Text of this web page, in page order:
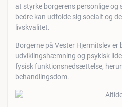
at styrke borgerens personlige og
bedre kan udfolde sig socialt og
livskvalitet.
Borgerne på Vester Hjermitslev er
udviklingshæmning og psykisk
fysisk funktionsnedsættelse,
behandlingsdom.